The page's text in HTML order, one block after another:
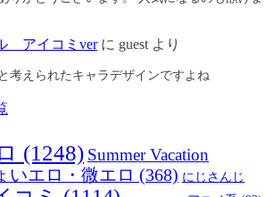
アイコミverに guest より
考えられたキャラデザインですよね
(1248) Summer Vacation
いエロ・微エロ (368) にじさんじ